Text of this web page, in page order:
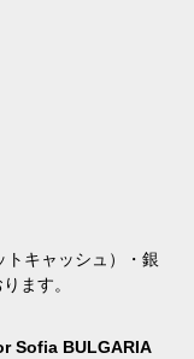
トキャッシュ）・銀
ます。
Sofia BULGARIA